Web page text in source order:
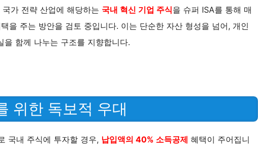
가 전략 산업에 해당하는 국내 혁신 기업 주식을 슈퍼 ISA를 통해 매
을 주는 방안을 검토 중입니다. 이는 단순한 자산 형성을 넘어, 개인
을 함께 나누는 구조를 지향합니다.
위한 독보적 우대
국내 주식에 투자할 경우, 납입액의 40% 소득공제 혜택이 주어집니